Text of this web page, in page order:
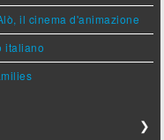
il cinema d'animazione
italiano
❯